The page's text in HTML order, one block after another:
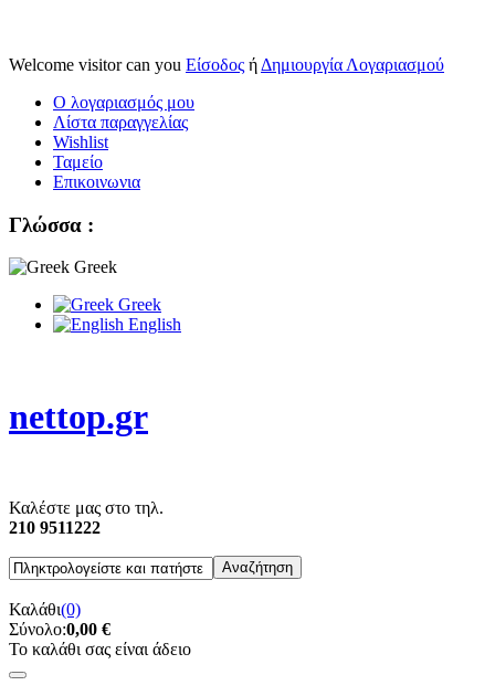
Welcome visitor can you Είσοδος ή Δημιουργία Λογαριασμού
Ο λογαριασμός μου
Λίστα παραγγελίας
Wishlist
Ταμείο
Επικοινωνια
Γλώσσα :
Greek
Greek
English
nettop.gr
Καλέστε μας στο τηλ.
210 9511222
Καλάθι(0)
Σύνολο:0,00 €
Το καλάθι σας είναι άδειο